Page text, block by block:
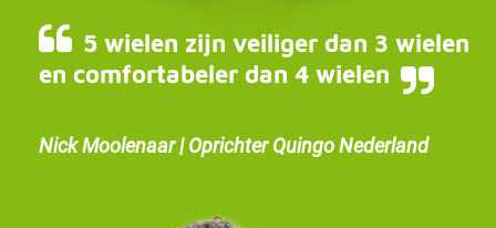
5 wielen zijn veiliger dan 3 wielen
en comfortabeler dan 4 wielen
Nick Moolenaar | Oprichter Quingo Nederland